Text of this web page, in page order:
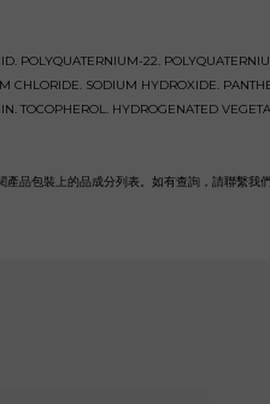
POLYQUATERNIUM-22.
SODIUM HYDROXIDE.
HYDROGENATED
品包裝上的品成分列表。如有查詢，請聯繫我們